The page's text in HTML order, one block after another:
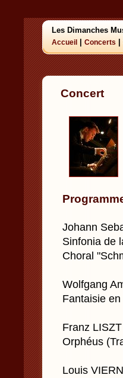
Les Dimanches
Accueil Concerts
Concert
Johann
Sinfonia de
Choral
Wolfgang
Fantaisie
Franz
Orphéus
Louis